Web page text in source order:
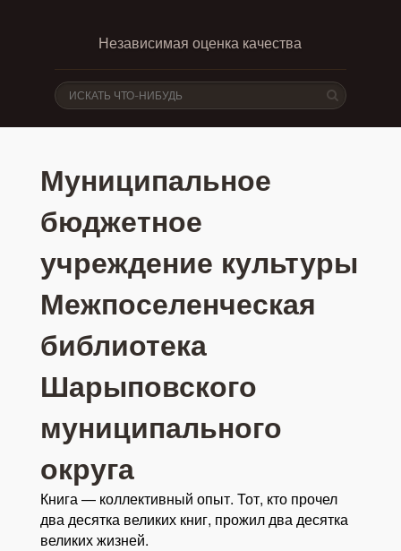
Независимая оценка качества
Муниципальное
бюджетное
учреждение культуры
Межпоселенческая
библиотека
Шарыповского
муниципального
округа
Книга — коллективный опыт. Тот, кто прочел
два десятка великих книг, прожил два десятка
великих жизней.